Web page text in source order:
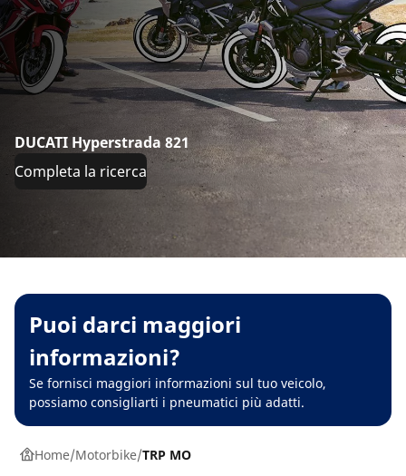
DUCATI Hyperstrada 821
Completa la ricerca
Puoi darci maggiori
informazioni?
Se fornisci maggiori informazioni sul tuo veicolo,
possiamo consigliarti i pneumatici più adatti.
Home Motorbike TRP MO